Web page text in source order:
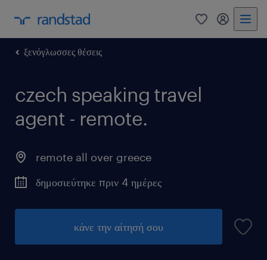
0 my
ξενόγλωσσες θέσεις
czech speaking travel
agent - remote.
remote all over greece
δημοσιεύτηκε πριν 4 ημέρες
κάνε την αίτησή σου